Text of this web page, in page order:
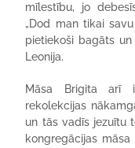
mīlestību, jo
„Dod man tikai
pietiekoši bagāts un
Leonija.
Māsa Brigita arī
rekolekcijas
un tās vadīs jezuītu
kongregācijas